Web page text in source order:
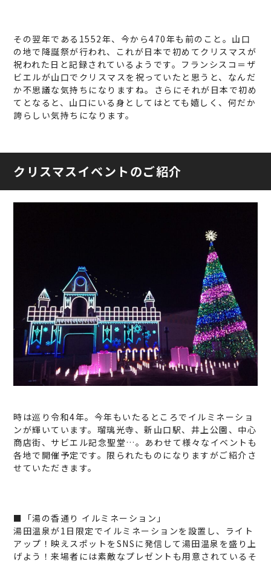
その翌年である1552年、今から470年も前のこと。山口
の地で降誕祭が行われ、これが日本で初めてクリスマスが
祝われた日と記録されているようです。フランシスコ＝ザ
ビエルが山口でクリスマスを祝っていたと思うと、なんだ
か不思議な気持ちになりますね。さらにそれが日本で初め
てとなると、山口にいる身としてはとても嬉しく、何だか
誇らしい気持ちになります。
クリスマスイベントのご紹介
時は巡り令和4年。今年もいたるところでイルミネーショ
ンが輝いています。瑠璃光寺、新山口駅、井上公園、中心
商店街、サビエル記念聖堂…。あわせて様々なイベントも
各地で開催予定です。限られたものになりますがご紹介さ
せていただきます。
■「湯の香通り イルミネーション」
湯田温泉が1日限定でイルミネーションを設置し、ライト
アップ！映えスポットをSNSに発信して湯田温泉を盛り上
げよう！来場者には素敵なプレゼントも用意されているそ